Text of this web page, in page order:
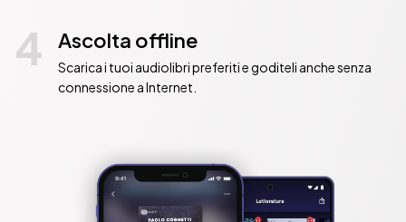
4 Ascolta offline
Scarica i tuoi audiolibri preferiti e goditeli anche senza
connessione a Internet.